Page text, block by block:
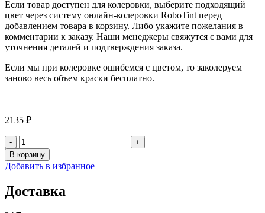
Если товар доступен для колеровки, выберите подходящий
цвет через систему онлайн-колеровки RoboTint перед
добавлением товара в корзину. Либо укажите пожелания в
комментарии к заказу. Наши менеджеры свяжутся с вами для
уточнения деталей и подтверждения заказа.
Если мы при колеровке ошибемся с цветом, то заколеруем
заново весь объем краски бесплатно.
2135 ₽
Количество
товара
Ортоксилол
«АРИКОН»
В корзину
Добавить в избранное
Доставка